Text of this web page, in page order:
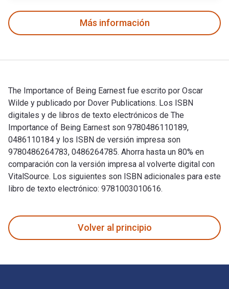
Más información
The Importance of Being Earnest fue escrito por Oscar
Wilde y publicado por Dover Publications. Los ISBN
digitales y de libros de texto electrónicos de The
Importance of Being Earnest son 9780486110189,
0486110184 y los ISBN de versión impresa son
9780486264783, 0486264785. Ahorra hasta un 80% en
comparación con la versión impresa al volverte digital con
VitalSource. Los siguientes son ISBN adicionales para este
libro de texto electrónico: 9781003010616.
Volver al principio